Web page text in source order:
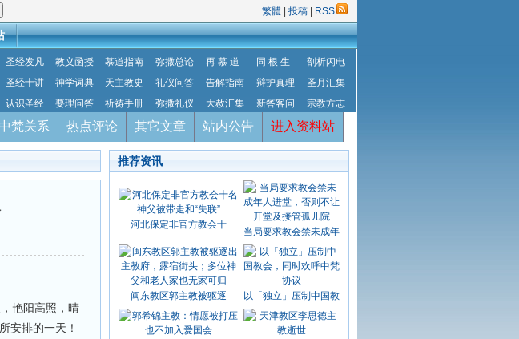
繁體 投稿 RSS
圣经发凡 教义函授 慕道指南 弥撒总论 再 慕 道 同 根 生
剖析闪电
圣经十讲 神学词典 天主教史 礼仪问答 告解指南 辩护真理
圣月汇集
认识圣经 要理问答 祈祷手册 弥撒礼仪 大赦汇集 新答客问 宗教方志
中梵关系 热点评论 其它文章 站内公告 进入资料站
艳阳高照，晴
安排的一天！
推荐资讯
河北保定非官方教会十
当局要求教会禁未成年
闽东教区郭主教被驱逐 以「独立」压制中国教